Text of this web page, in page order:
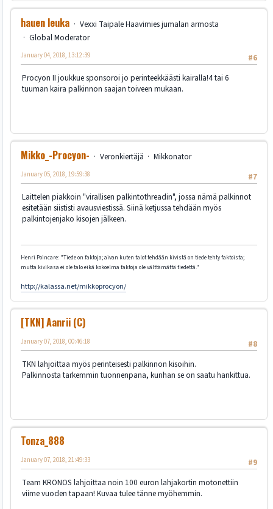
hauen leuka
Vexxi Taipale Haavimies jumalan armosta
Global Moderator
#6
January 04, 2018, 13:12:39
Procyon II joukkue sponsoroi jo perinteekkäästi kairalla!4 tai 6
tuuman kaira palkinnon saajan toiveen mukaan.
Mikko_-Procyon- Veronkiertäjä
Mikkonator
#7
January 05, 2018, 19:59:38
Laittelen piakkoin "virallisen palkintothreadin", jossa nämä palkinnot
esitetään siististi avausviestissä. Siinä ketjussa tehdään myös
palkintojenjako kisojen jälkeen.
Henri Poincare: "Tiede on faktoja; aivan kuten talot tehdään kivistä on tiede tehty faktoista;
mutta kivikasa ei ole talo eikä kokoelma faktoja ole välttämättä tiedettä."
http://kalassa.net/mikkoprocyon/
[TKN] Aanrii (C)
#8
January 07, 2018, 00:46:18
TKN lahjoittaa myös perinteisesti palkinnon kisoihin.
Palkinnosta tarkemmin tuonnenpana, kunhan se on saatu hankittua.
Tonza_888
#9
January 07, 2018, 21:49:33
Team KRONOS lahjoittaa noin 100 euron lahjakortin motonettiin
viime vuoden tapaan! Kuvaa tulee tänne myöhemmin.